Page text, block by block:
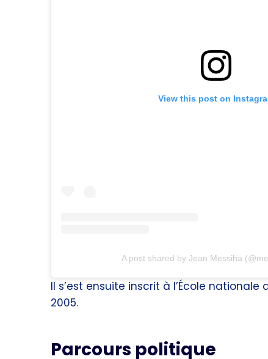
View this post on
A post shared by Jean Messiha
Il s’est ensuite inscrit à l’École
2005.
Parcours politique